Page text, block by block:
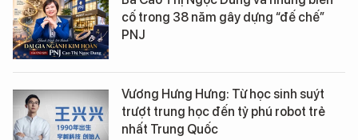
cố trong 38 năm gây dựng “đế chế”
PNJ
Vương Hưng Hưng: Từ học sinh suýt
trượt trung học đến tỷ phú robot trẻ
nhất Trung Quốc